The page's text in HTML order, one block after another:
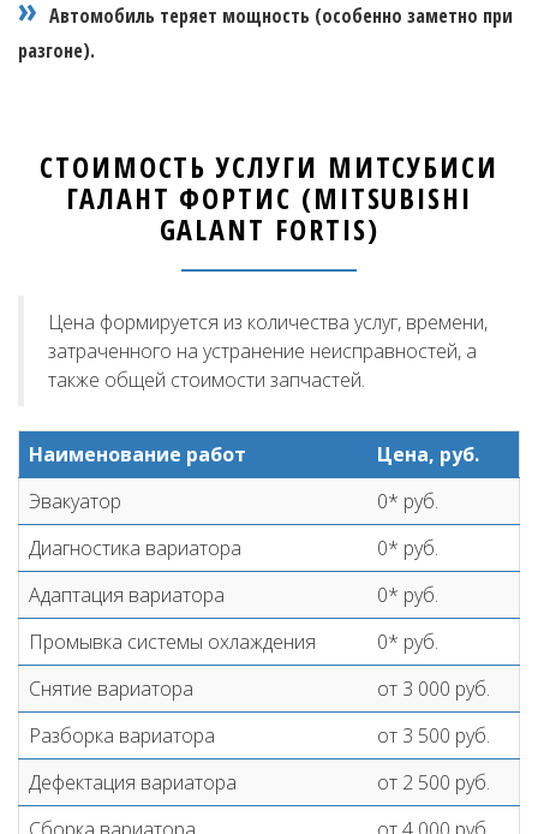
Автомобиль теряет мощность (особенно заметно при
разгоне).
СТОИМОСТЬ УСЛУГИ МИТСУБИСИ
ГАЛАНТ ФОРТИС (MITSUBISHI
GALANT FORTIS)
Цена формируется из количества услуг, времени,
затраченного на устранение неисправностей, а
также общей стоимости запчастей.
Наименование работ
Цена, руб.
Эвакуатор
0* руб.
Диагностика вариатора
0* руб.
Адаптация вариатора
0* руб.
Промывка системы охлаждения
0* руб.
Снятие вариатора
от 3 000 руб.
Разборка вариатора
от 3 500 руб.
Дефектация вариатора
от 2 500 руб.